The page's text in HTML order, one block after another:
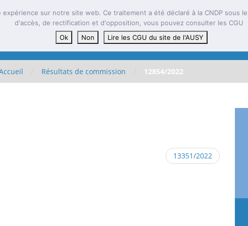
العربية English ⵣ
Présentation
Résultats de commission 12854/2022
13351/2022
sur notre site web. Ce traitement a été déclaré à la CNDP sous
d'accès, de rectification et d'opposition, vous pouvez consulter les CGU
Ok
Non Lire les CGU du site de l'AUSY